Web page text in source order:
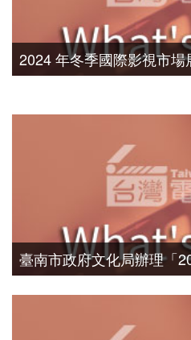
2024 年冬季國際影視市
臺南市政府文化局辦理「
報名時間自即日起至6月